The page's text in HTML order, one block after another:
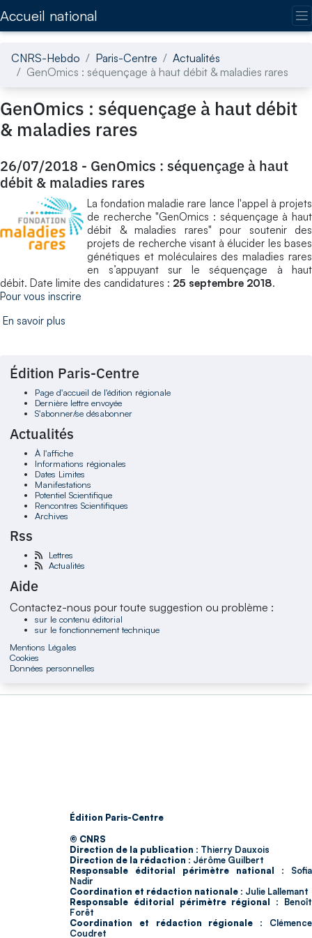
Accueil national
CNRS-Hebdo Paris-Centre
Actualités
GenOmics : séquençage à haut débit & maladies rares
GenOmics : séquençage à haut débit
& maladies rares
26/07/2018 - GenOmics : séquençage à haut
débit & maladies rares
La fondation maladie rare lance l'appel à projets
de recherche "GenOmics : séquençage à haut
débit & maladies rares" pour soutenir des
projets de recherche visant à élucider les bases
génétiques et moléculaires des maladies rares
en s’appuyant sur le séquençage à haut
débit. Date limite des candidatures : 25 septembre 2018.
Pour vous inscrire
En savoir plus
Édition Paris-Centre
Page d'accueil de l'édition régionale
Dernière lettre envoyée
S'abonner/se désabonner
Actualités
À l'affiche
Informations régionales
Dates Limites
Manifestations
Potentiel Scientifique
Rencontres Scientifiques
Archives
Rss
Lettres
Actualités
Aide
Contactez-nous pour toute suggestion ou problème :
sur le contenu éditorial
sur le fonctionnement technique
Mentions Légales
Cookies
Données personnelles
Édition Paris-Centre
© CNRS
Direction de la publication : Thierry Dauxois
Direction de la rédaction : Jérôme Guilbert
Responsable éditorial périmètre national : Sofia
Nadir
Coordination et rédaction nationale : Julie Lallemant
Responsable éditorial périmètre régional : Benoît
Forêt
Coordination et rédaction régionale : Clémence
Coudret